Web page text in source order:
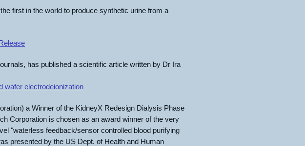
first in the world to produce synthetic urine from a
has published a scientific article written by Dr Ira
wafer electrodeionization
a Winner of the KidneyX Redesign Dialysis Phase
Corporation is chosen as an award winner of the very
"waterless feedback/sensor controlled blood purifying
presented by the US Dept. of Health and Human